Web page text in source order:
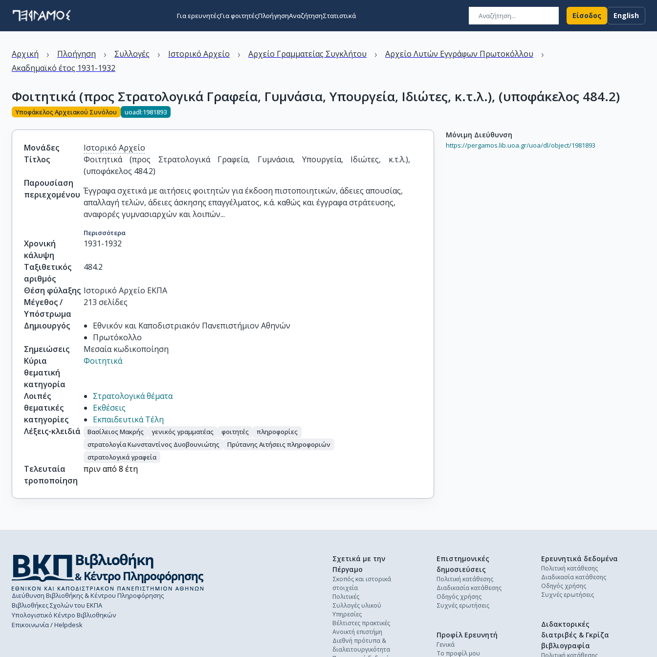
Για ερευνητέςΓια φοιτητέςΠλοήγησηΑναζήτησηΣτατιστικά Είσοδος English
Αρχική › Πλοήγηση › Συλλογές › Ιστορικό Αρχείο › Αρχείο Γραμματείας Συγκλήτου › Αρχείο Λυτών Εγγράφων Πρωτοκόλλου ›
Ακαδημαϊκό έτος 1931-1932
Φοιτητικά (προς Στρατολογικά Γραφεία, Γυμνάσια, Υπουργεία, Ιδιώτες, κ.τ.λ.), (υποφάκελος 484.2)
Υποφάκελος Αρχειακού Συνόλου uoadl:1981893
Μονάδες
Ιστορικό Αρχείο
Τίτλος
Φοιτητικά (προς Στρατολογικά Γραφεία, Γυμνάσια, Υπουργεία, Ιδιώτες, κ.τ.λ.),
(υποφάκελος 484.2)
Παρουσίαση
περιεχομένου Έγγραφα σχετικά με αιτήσεις φοιτητών για έκδοση πιστοποιητικών, άδειες απουσίας,
απαλλαγή τελών, άδειες άσκησης επαγγέλματος, κ.ά. καθώς και έγγραφα στράτευσης,
αναφορές γυμνασιαρχών και λοιπών...
Περισσότερα
Χρονική
κάλυψη
1931-1932
Ταξιθετικός
αριθμός
484.2
Θέση φύλαξης Ιστορικό Αρχείο ΕΚΠΑ
Μέγεθος /
Υπόστρωμα
213 σελίδες
Δημιουργός
Εθνικόν και Καποδιστριακόν Πανεπιστήμιον Αθηνών
Πρωτόκολλο
Σημειώσεις
Μεσαία κωδικοποίηση
Κύρια
θεματική
κατηγορία
Φοιτητικά
Λοιπές
θεματικές
κατηγορίες
Στρατολογικά θέματα
Εκθέσεις
Εκπαιδευτικά Τέλη
Λέξεις-κλειδιά
Βασίλειος Μακρής γενικός γραμματέας φοιτητές
πληροφορίες
στρατολογία Κωνσταντίνος Δυοβουνιώτης
Πρύτανης Αιτήσεις πληροφοριών
στρατολογικά γραφεία
Τελευταία
τροποποίηση
πριν από 8 έτη
Μόνιμη Διεύθυνση
https://pergamos.lib.uoa.gr/uoa/dl/object/1981893
Διεύθυνση Βιβλιοθήκης & Κέντρου Πληροφόρησης
Βιβλιοθήκες Σχολών του ΕΚΠΑ
Υπολογιστικό Κέντρο Βιβλιοθηκών
Επικοινωνία / Helpdesk
Σχετικά με την
Πέργαμο
Σκοπός και ιστορικά
στοιχεία
Πολιτικές
Συλλογές υλικού
Υπηρεσίες
Βέλτιστες πρακτικές
Ανοικτή επιστήμη
Διεθνή πρότυπα &
διαλειτουργικότητα
Επιστημονικές
δημοσιεύσεις
Πολιτική κατάθεσης
Διαδικασία κατάθεσης
Οδηγός χρήσης
Συχνές ερωτήσεις
Ερευνητικά δεδομένα
Πολιτική κατάθεσης
Διαδικασία κατάθεσης
Οδηγός χρήσης
Συχνές ερωτήσεις
Διδακτορικές
διατριβές & Γκρίζα
βιβλιογραφία
Προφίλ Ερευνητή
Γενικά
Το προφίλ μου